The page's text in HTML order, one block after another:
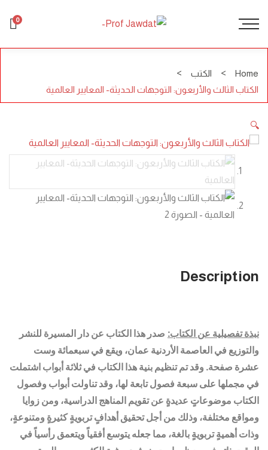
0
Home
الكتب
الكتاب الثالث والأربعون: التوجهات الحديثة- المعايير العالمية
🔍
Description
نبذة تفصيلية عن الكتاب: صدر هذا الكتاب عن دار المسيرة للنشر
والتوزيع في العاصمةالأردنية عمان، ويقع في سبعمائة وست
عشرة صفحة. وقد تم تنظيم بنية هذا الكتاب في ثلاثة أبواب اشتملت
في مجملها على سبعة فصول تابعة لها، وقد تناولت أبواب وفصول
الكتاب موضوعاتٍ عديدةٍ عن تقويم المناهج الدراسية، ومن زوايا
ومواقع مختلفة، وذلك من أجل تحقيق أهدافٍ تربويةٍ كثيرةٍ ومتنوعةٍ،
وذات أهميةٍ تربويةٍ بالغة، مما جعله يتوسع أفقياً ويتعمق رأسياً في